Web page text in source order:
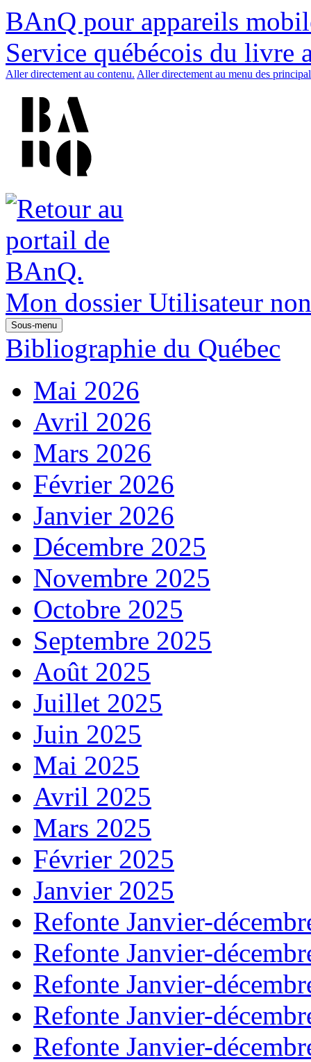
BAnQ pour appareils
Service québécois du livre
Aller directement au contenu. Aller directement au menu des
Mon dossier Utilisateur
Sous-menu
Bibliographie du Québec
Mai 2026
Avril 2026
Mars 2026
Février 2026
Janvier 2026
Décembre 2025
Novembre 2025
Octobre 2025
Septembre 2025
Août 2025
Juillet 2025
Juin 2025
Mai 2025
Avril 2025
Mars 2025
Février 2025
Janvier 2025
Refonte Janvier-
Refonte Janvier-
Refonte Janvier-
Refonte Janvier-
Refonte Janvier-